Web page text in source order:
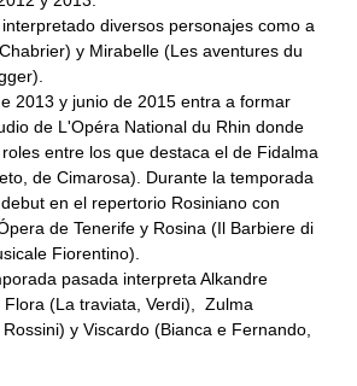
diversos personajes como a
y Mirabelle (Les aventures du
2013 y junio de 2015 entra a formar
de L'Opéra National du Rhin donde
entre los que destaca el de Fidalma
de Cimarosa). Durante la temporada
en el repertorio Rosiniano con
de Tenerife y Rosina (Il Barbiere di
Fiorentino).
pasada interpreta Alkandre
(La traviata, Verdi), Zulma
y Viscardo (Bianca e Fernando,